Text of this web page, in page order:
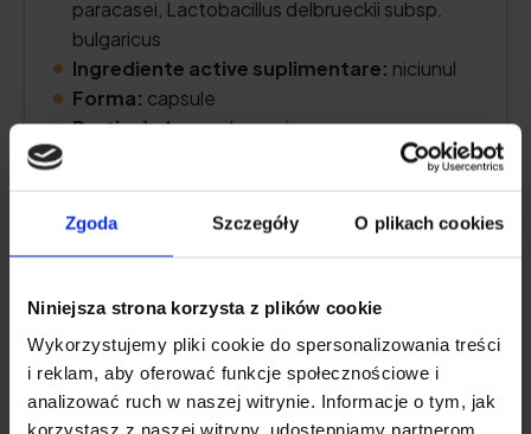
Zgoda Szczegóły O plikach cookies
Niniejsza strona korzysta z plików cookie
Wykorzystujemy pliki cookie do spersonalizowania treści
i reklam, aby oferować funkcje społecznościowe i
analizować ruch w naszej witrynie. Informacje o tym, jak
korzystasz z naszej witryny, udostępniamy partnerom
paracasei, Lactobacillus delbrueckii subsp.
bulgaricus
Ingrediente active suplimentare: niciunul
Forma: capsule
Porție:1-4 capsule pe zi
Descrierea produsului